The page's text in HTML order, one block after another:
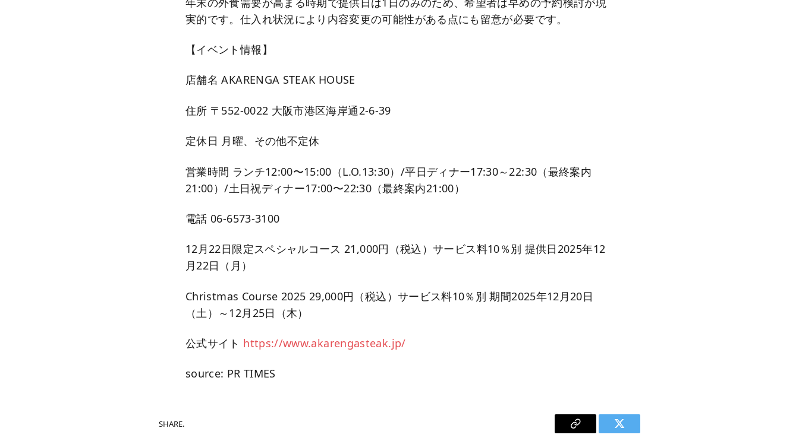
実的です。仕入れ状況により内容変更の可能性がある点にも留意が必要です。
【イベント情報】
店舗名 AKARENGA STEAK HOUSE
住所 〒552-0022 大阪市港区海岸通2-6-39
定休日 月曜、その他不定休
営業時間 ランチ12:00〜15:00（L.O.13:30）/平日ディナー17:30～22:30（最終案内
21:00）/土日祝ディナー17:00〜22:30（最終案内21:00）
電話 06-6573-3100
12月22日限定スペシャルコース 21,000円（税込）サービス料10％別 提供日2025年12
月22日（月）
Christmas Course 2025 29,000円（税込）サービス料10％別 期間2025年12月20日
（土）～12月25日（木）
公式サイト https://www.akarengasteak.jp/
source: PR TIMES
SHARE.
Copy
Twitter